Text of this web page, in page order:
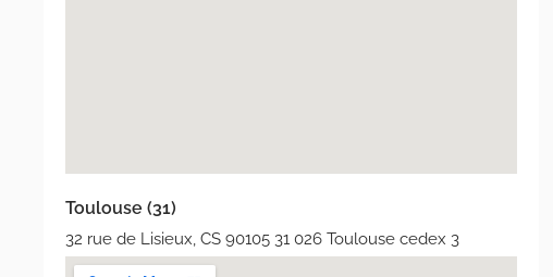
Toulouse (31)
32 rue de Lisieux, CS 90105 31 026 Toulouse cedex 3